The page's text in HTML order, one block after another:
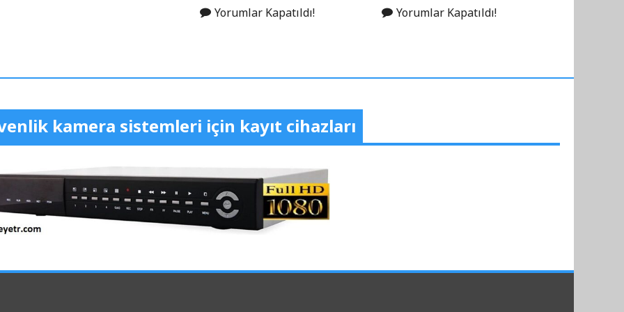
Yorumlar Kapatıldı! Yorumlar Kapatıldı!
kamera sistemleri için kayıt cihazları